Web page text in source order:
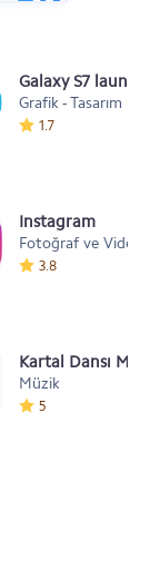
Galaxy S7
Grafik - Tasarım
1.7
Instagram
Fotoğraf ve Video
3.8
Kartal Dansı
Müzik
5